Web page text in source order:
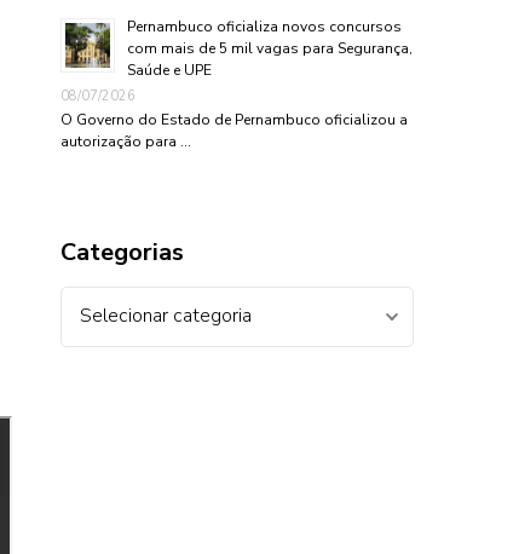
Pernambuco oficializa novos concursos
com mais de 5 mil vagas para Segurança,
Saúde e UPE
08/07/2026
O Governo do Estado de Pernambuco oficializou a
autorização para …
Categorias
Categorias